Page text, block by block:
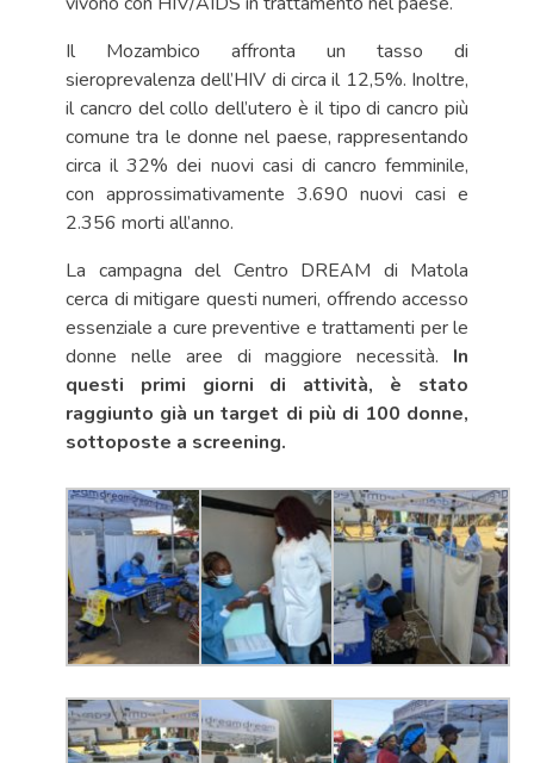
Il Mozambico affronta un tasso di
sieroprevalenza dell’HIV di circa il 12,5%. Inoltre,
il cancro del collo dell’utero è il tipo di cancro più
comune tra le donne nel paese, rappresentando
circa il 32% dei nuovi casi di cancro femminile,
con approssimativamente 3.690 nuovi casi e
2.356 morti all’anno.
La campagna del Centro DREAM di Matola
cerca di mitigare questi numeri, offrendo accesso
essenziale a cure preventive e trattamenti per le
donne nelle aree di maggiore necessità. In
questi primi giorni di attività, è stato
raggiunto già un target di più di 100 donne,
sottoposte a screening.